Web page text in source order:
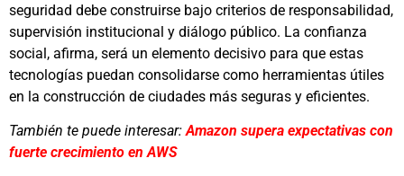
seguridad debe construirse bajo criterios de responsabilidad,
supervisión institucional y diálogo público. La confianza
social, afirma, será un elemento decisivo para que estas
tecnologías puedan consolidarse como herramientas útiles
en la construcción de ciudades más seguras y eficientes.
También te puede interesar:Amazon supera expectativas con
fuerte crecimiento en AWS